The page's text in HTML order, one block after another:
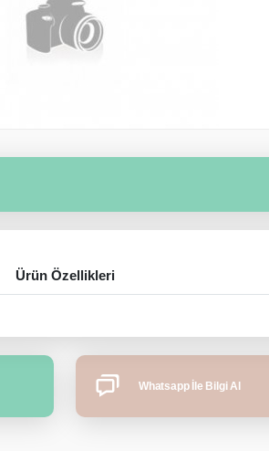
Ürün Özellikleri
Whatsapp İle Bilgi Al